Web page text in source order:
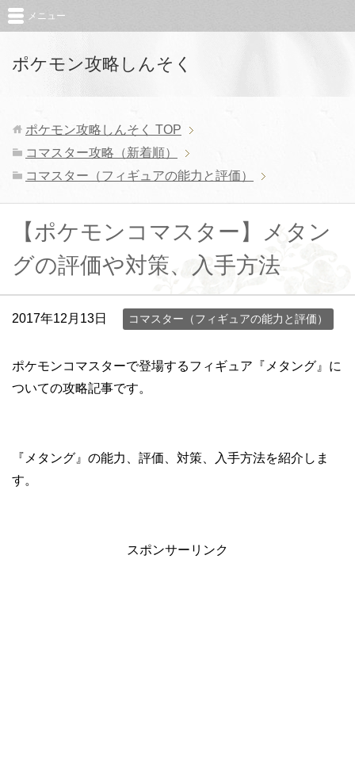
ポケモン攻略しんそく
メニュー
ポケモン攻略しんそく TOP
コマスター攻略（新着順）
コマスター（フィギュアの能力と評価）
【ポケモンコマスター】メタン
グの評価や対策、入手方法
2017年12月13日 コマスター（フィギュアの能力と評価）
ポケモンコマスターで登場するフィギュア『メタング』に
ついての攻略記事です。
『メタング』の能力、評価、対策、入手方法を紹介しま
す。
スポンサーリンク